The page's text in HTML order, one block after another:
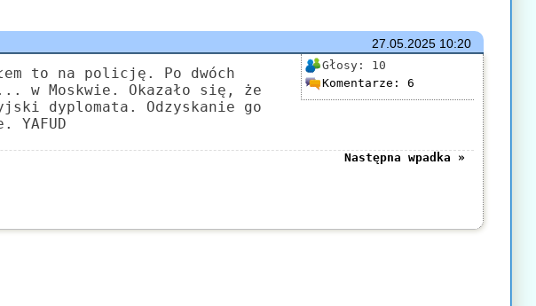
27.05.202510:20
Głosy: 10
Komentarze: 6
to na policję. Po dwóch
w Moskwie. Okazało się, że
dyplomata. Odzyskanie go
Następna wpadka »